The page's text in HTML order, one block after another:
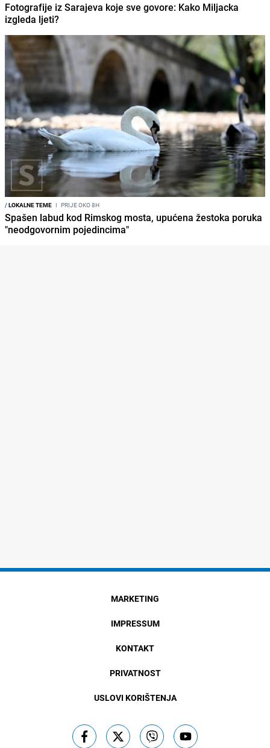
Fotografije iz Sarajeva koje sve govore: Kako Miljacka
izgleda ljeti?
/LOKALNE TEME I PRIJE OKO 8H
Spašen labud kod Rimskog mosta, upućena žestoka poruka
"neodgovornim pojedincima"
MARKETING
IMPRESSUM
KONTAKT
PRIVATNOST
USLOVI KORIŠTENJA